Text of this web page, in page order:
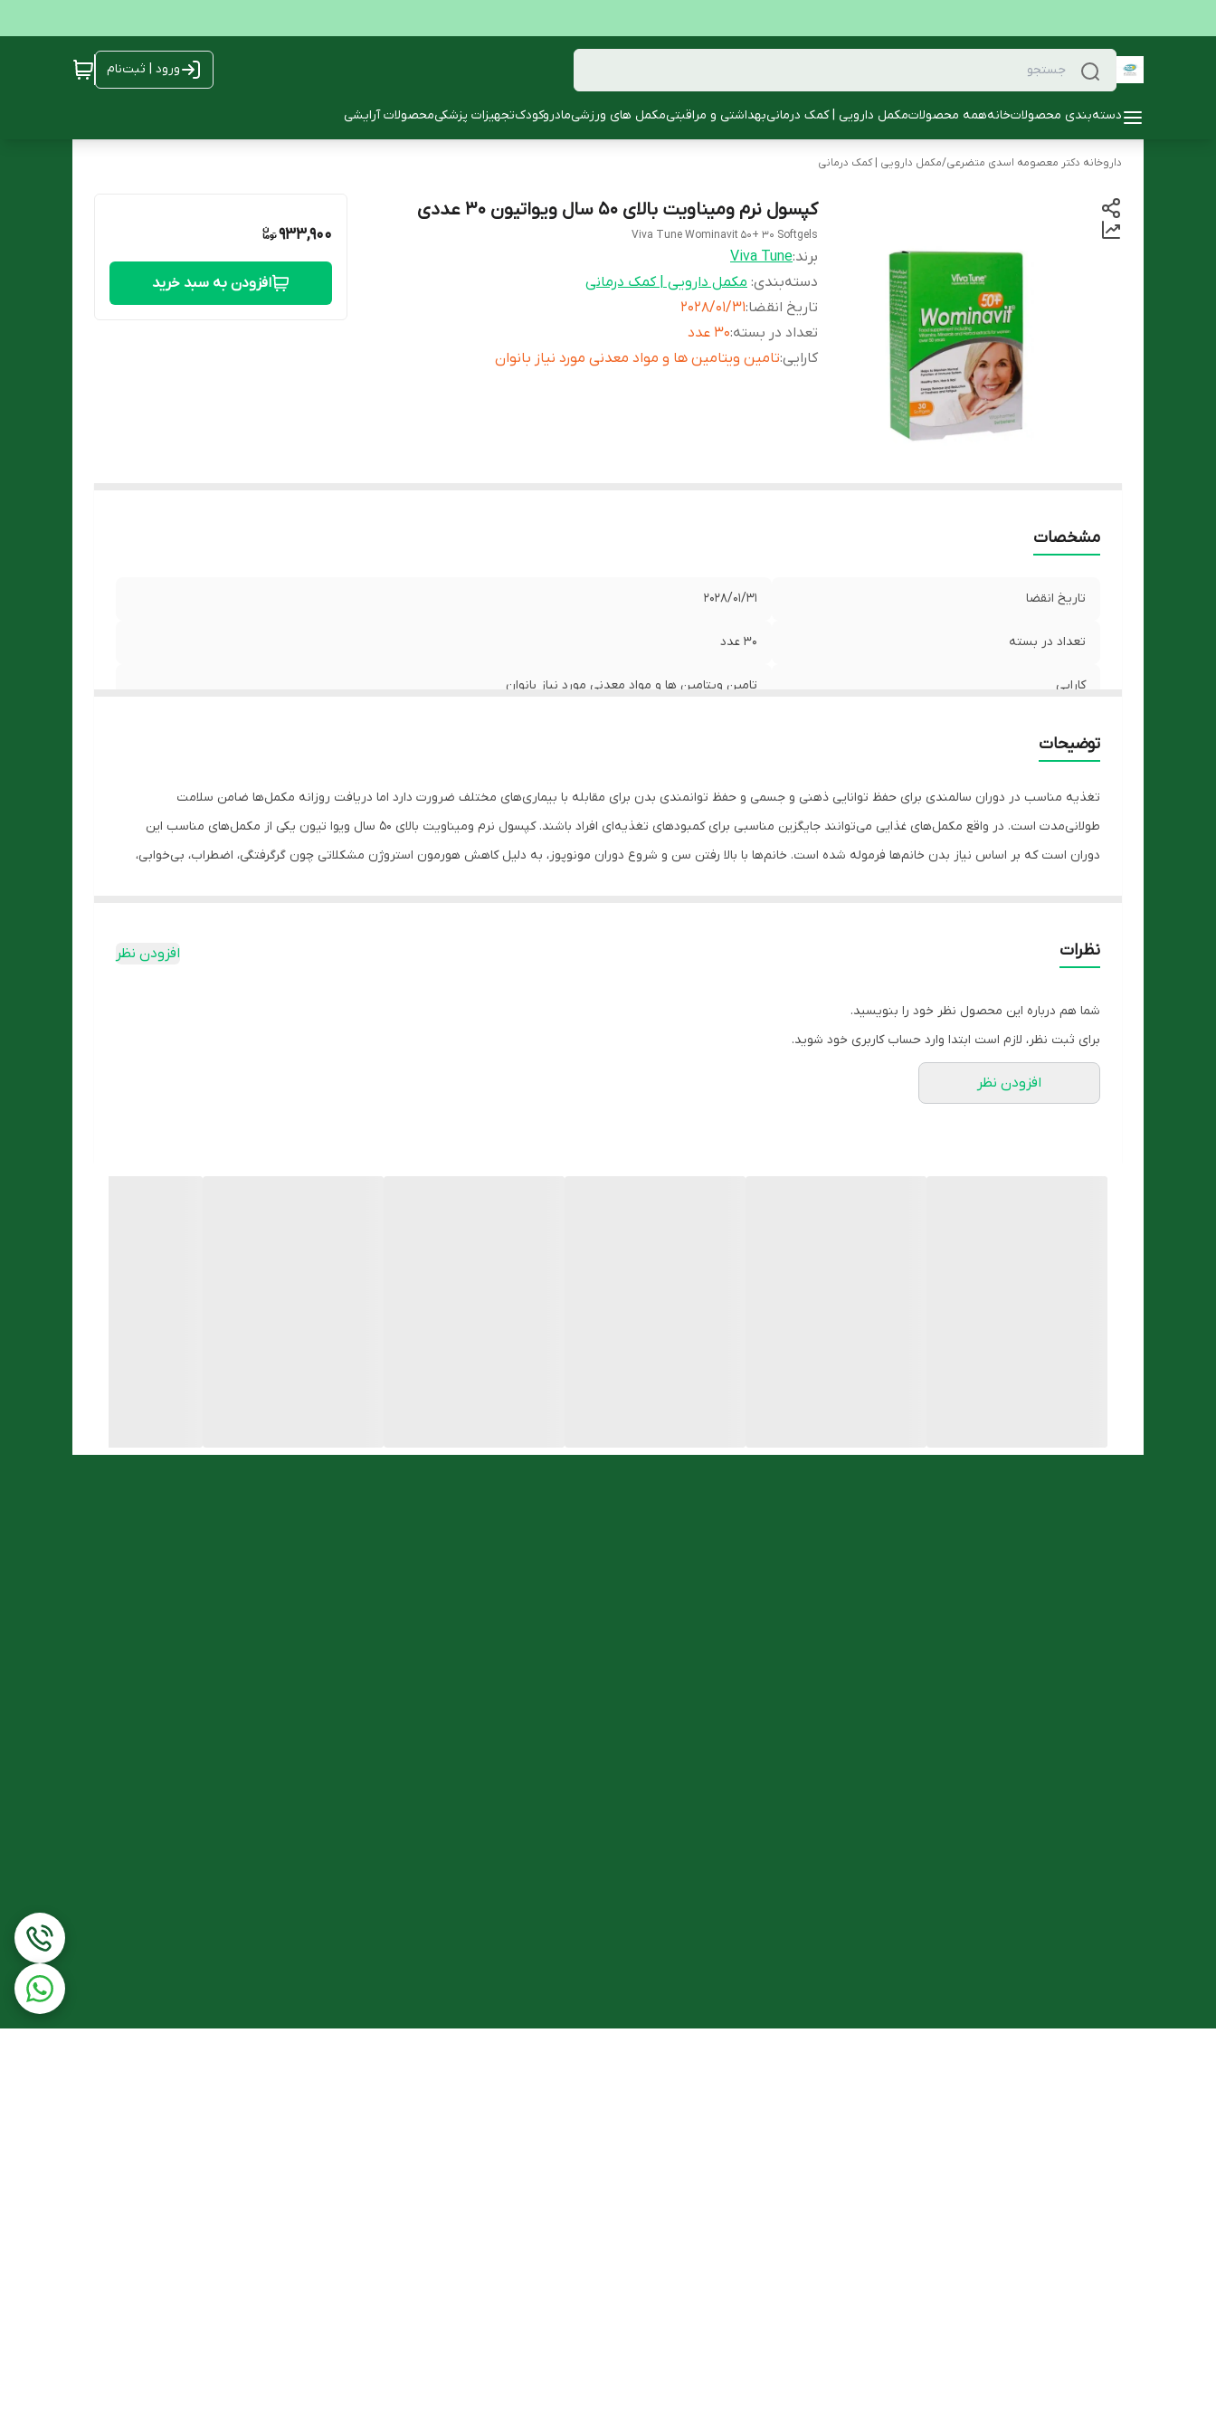
ورود | ثبت‌نام
دسته‌بندی محصولاتخانههمه محصولاتمکمل دارویی | کمک درمانیبهداشتی و مراقبتیمکمل های ورزشیمادروکودکتجهیزات پزشکیمحصولات آرایشی
داروخانه دکتر معصومه اسدی متضرعی/مکمل دارویی | کمک درمانی
کپسول نرم ومیناویت بالای ۵۰ سال ویواتیون ۳۰ عددی
Viva Tune Wominavit 50+ 30 Softgels
برند:Viva Tune
دسته‌بندی: مکمل دارویی | کمک درمانی
تاریخ انقضا:
2028/01/31
تعداد در بسته:30 عدد
کارایی:تامین ویتامین ها و مواد معدنی مورد نیاز بانوان
933,900
افزودن به سبد خرید
مشخصات
تاریخ انقضا 2028/01/31
تعداد در بسته 30 عدد
کارایی تامین ویتامین ها و مواد معدنی مورد نیاز بانوان
توضیحات
تغذیه مناسب در دوران سالمندی برای حفظ توانایی ذهنی و جسمی و حفظ توانمندی بدن برای مقابله با بیماری‌های مختلف ضرورت دارد اما دریافت روزانه مکمل‌ها ضامن سلامت
طولانی‌مدت است. در واقع مکمل‌های غذایی می‌توانند جایگزین مناسبی برای کمبودهای تغذیه‌ای افراد باشند. کپسول نرم ومیناویت بالای ۵۰ سال ویوا تیون یکی از مکمل‌های مناسب این
دوران است که بر اساس نیاز بدن خانم‌ها فرموله شده است. خانم‌ها با بالا رفتن سن و شروع دوران مونوپوز، به دلیل کاهش هورمون استروژن مشکلاتی چون گرگرفتگی، اضطراب، بی‌خوابی،
ویژگی های سافت ژل ومیناویت اوریجینال ویواتیون مناسب بانوان
حاوی مواد مغذی جهت حفظ سلامتی خانم‌های ۵۰ سال به بالا
کمک به عملکرد نرمال سیستم ایمنی
حفظ سلامت پوست ، مو و ناخن
نظرات افزودن نظر
شما هم درباره این محصول نظر خود را بنویسید.
برای ثبت نظر، لازم است ابتدا وارد حساب کاربری خود شوید.
افزودن نظر